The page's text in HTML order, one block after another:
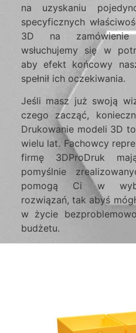
na uzyskaniu
specyficznych
3D na zamówienie
wsłuchujemy się w
aby efekt końcowy
spełnił ich oczekiwania.
Jeśli masz już swoją
czego zacząć,
Drukowanie modeli 3D
wielu lat. Fachowcy
firmę 3DProDruk
pomyślnie
pomogą Ci w
rozwiązań, tak abyś
w życie
budżetu.